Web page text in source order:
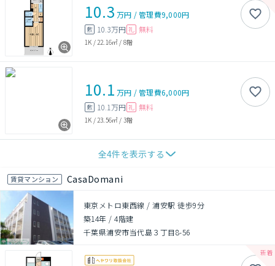
10.3 万円 /管理費9,000円
敷 10.3万円 礼 無料
1K / 22.16㎡ / 8階
10.1 万円 /管理費6,000円
敷 10.1万円 礼 無料
1K / 23.56㎡ / 3階
全4件を表示する
賃貸マンション CasaDomani
東京メトロ東西線 / 浦安駅 徒歩9分
築14年 /4階建
千葉県浦安市当代島３丁目8-56